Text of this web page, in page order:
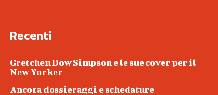
Recenti
Gretchen Dow Simpson e le sue cover per il
New Yorker
Ancora dossieraggi e schedature